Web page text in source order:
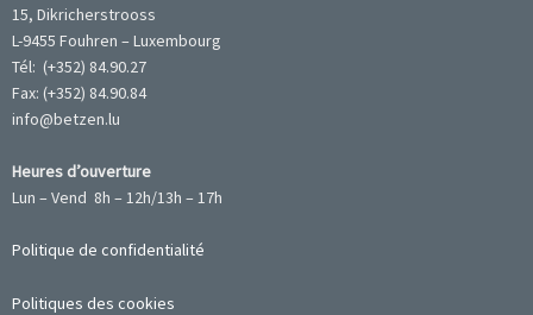
15, Dikricherstrooss
L-9455 Fouhren – Luxembourg
Tél: (+352) 84.90.27
Fax: (+352) 84.90.84
info@betzen.lu
Heures d’ouverture
Lun – Vend 8h – 12h/13h – 17h
Politique de confidentialité
Politiques des cookies